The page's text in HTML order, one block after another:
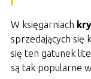
W księgarniach
sprzedających się
się ten gatunek
są tak popularne